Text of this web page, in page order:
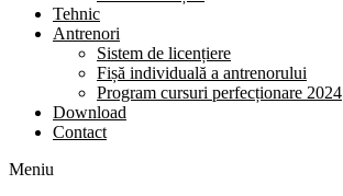
Tehnic
Antrenori
Sistem de licențiere
Fișă individuală a antrenorului
Program cursuri perfecționare 2024
Download
Contact
Meniu